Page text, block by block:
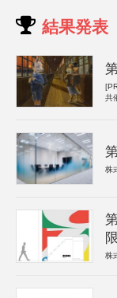
結果発表
共
株
株